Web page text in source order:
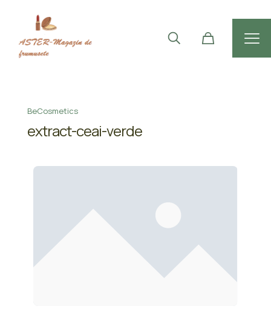
BeCosmetics
extract-ceai-verde